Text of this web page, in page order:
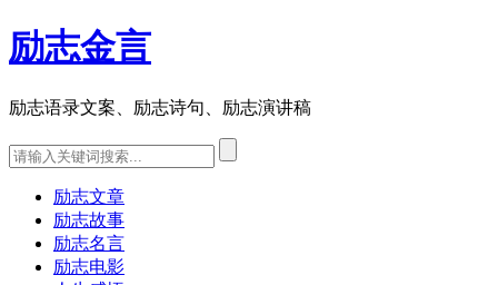
励志金言
励志语录文案、励志诗句、励志演讲稿
励志文章
励志故事
励志名言
励志电影